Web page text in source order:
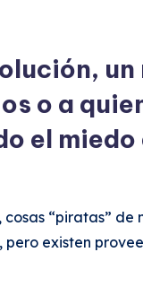
o a
el
cosas “piratas”
existen